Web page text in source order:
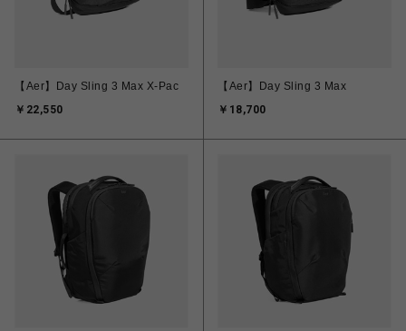
【Aer】Day Sling 3 Max X-Pac
￥22,550
【Aer】Day Sling 3 Max
￥18,700